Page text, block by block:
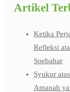
Artikel
Ketika
Refleksi
Soebahar
Syukur
Amanah